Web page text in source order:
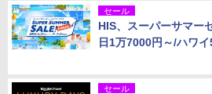
セール
HIS、スーパーサマー
日1万7000円～/ハワ
セール